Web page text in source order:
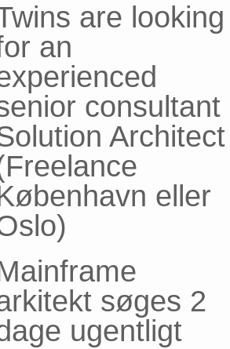
are looking
an
consultant
Architect
eller
søges 2
ugentligt